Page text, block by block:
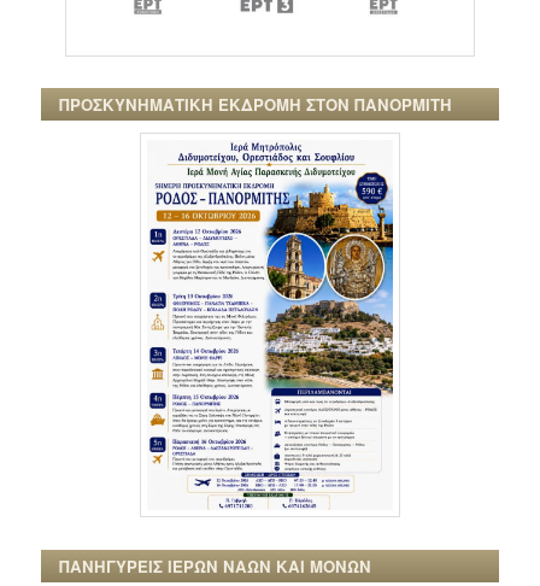
ΠΡΟΣΚΥΝΗΜΑΤΙΚΗ ΕΚΔΡΟΜΗ ΣΤΟΝ ΠΑΝΟΡΜΙΤΗ
ΠΑΝΗΓΥΡΕΙΣ ΙΕΡΩΝ ΝΑΩΝ ΚΑΙ ΜΟΝΩΝ